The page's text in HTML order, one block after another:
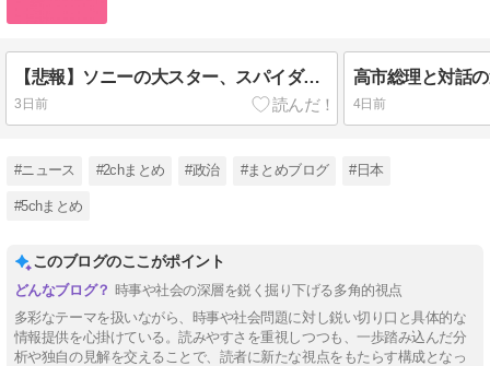
【悲報】ソニーの大スター、スパイダーマン 新作映画ではスマホはXperiaではなくGalaxyを使用
3日前 4日前
#ニュース #2chまとめ #政治 #まとめブログ #日本
#5chまとめ
このブログのここがポイント
時事や社会の深層を鋭く掘り下げる多角的視点
多彩なテーマを扱いながら、時事や社会問題に対し鋭い切り口と具体的な
情報提供を心掛けている。読みやすさを重視しつつも、一歩踏み込んだ分
析や独自の見解を交えることで、読者に新たな視点をもたらす構成となっ